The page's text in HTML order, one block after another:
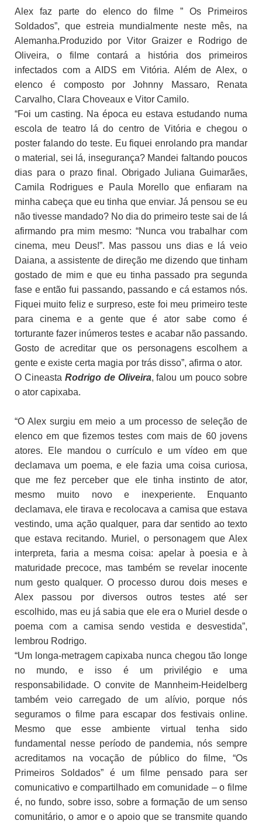
Alex faz parte do elenco do filme ” Os Primeiros
Soldados”, que estreia mundialmente neste mês, na
Alemanha.Produzido por Vitor Graizer e Rodrigo de
Oliveira, o filme contará a história dos primeiros
infectados com a AIDS em Vitória. Além de Alex, o
elenco é composto por Johnny Massaro, Renata
Carvalho, Clara Choveaux e Vitor Camilo.
“Foi um casting. Na época eu estava estudando numa
escola de teatro lá do centro de Vitória e chegou o
poster falando do teste. Eu fiquei enrolando pra mandar
o material, sei lá, insegurança? Mandei faltando poucos
dias para o prazo final. Obrigado Juliana Guimarães,
Camila Rodrigues e Paula Morello que enfiaram na
minha cabeça que eu tinha que enviar. Já pensou se eu
não tivesse mandado? No dia do primeiro teste sai de lá
afirmando pra mim mesmo: “Nunca vou trabalhar com
cinema, meu Deus!”. Mas passou uns dias e lá veio
Daiana, a assistente de direção me dizendo que tinham
gostado de mim e que eu tinha passado pra segunda
fase e então fui passando, passando e cá estamos nós.
Fiquei muito feliz e surpreso, este foi meu primeiro teste
para cinema e a gente que é ator sabe como é
torturante fazer inúmeros testes e acabar não passando.
Gosto de acreditar que os personagens escolhem a
gente e existe certa magia por trás disso”, afirma o ator.
O Cineasta Rodrigo de Oliveira, falou um pouco sobre
o ator capixaba.
“O Alex surgiu em meio a um processo de seleção de
elenco em que fizemos testes com mais de 60 jovens
atores. Ele mandou o currículo e um vídeo em que
declamava um poema, e ele fazia uma coisa curiosa,
que me fez perceber que ele tinha instinto de ator,
mesmo muito novo e inexperiente. Enquanto
declamava, ele tirava e recolocava a camisa que estava
vestindo, uma ação qualquer, para dar sentido ao texto
que estava recitando. Muriel, o personagem que Alex
interpreta, faria a mesma coisa: apelar à poesia e à
maturidade precoce, mas também se revelar inocente
num gesto qualquer. O processo durou dois meses e
Alex passou por diversos outros testes até ser
escolhido, mas eu já sabia que ele era o Muriel desde o
poema com a camisa sendo vestida e desvestida”,
lembrou Rodrigo.
“Um longa-metragem capixaba nunca chegou tão longe
no mundo, e isso é um privilégio e uma
responsabilidade. O convite de Mannheim-Heidelberg
também veio carregado de um alívio, porque nós
seguramos o filme para escapar dos festivais online.
Mesmo que esse ambiente virtual tenha sido
fundamental nesse período de pandemia, nós sempre
acreditamos na vocação de público do filme, “Os
Primeiros Soldados” é um filme pensado para ser
comunicativo e compartilhado em comunidade – o filme
é, no fundo, sobre isso, sobre a formação de um senso
comunitário, o amor e o apoio que se transmite quando